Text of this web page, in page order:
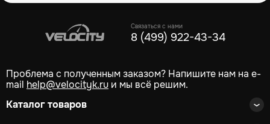
Связаться с нами
8 (499) 922-43-34
Проблема с полученным заказом? Напишите нам на e-
mail help@velocityk.ru и мы всё решим.
Каталог товаров